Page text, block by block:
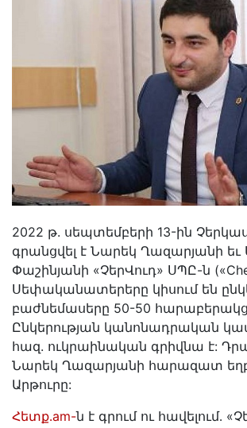
2022 թ. սեպտեմբերի 13-ին
գրանցվել է Նարեկ Ղազարյանի
Փաշինյանի «ՉերՎուդ» ՍՊԸ-ն
Սեփականատերերը կիսում են
բաժնեմասերը 50-50
Ընկերության կանոնադրական
հազ. ուկրաինական գրիվնա է:
Նարեկ Ղազարյանի հարազատ
Արթուրը:
Հետք․am-ն է գրում ու հավելում․